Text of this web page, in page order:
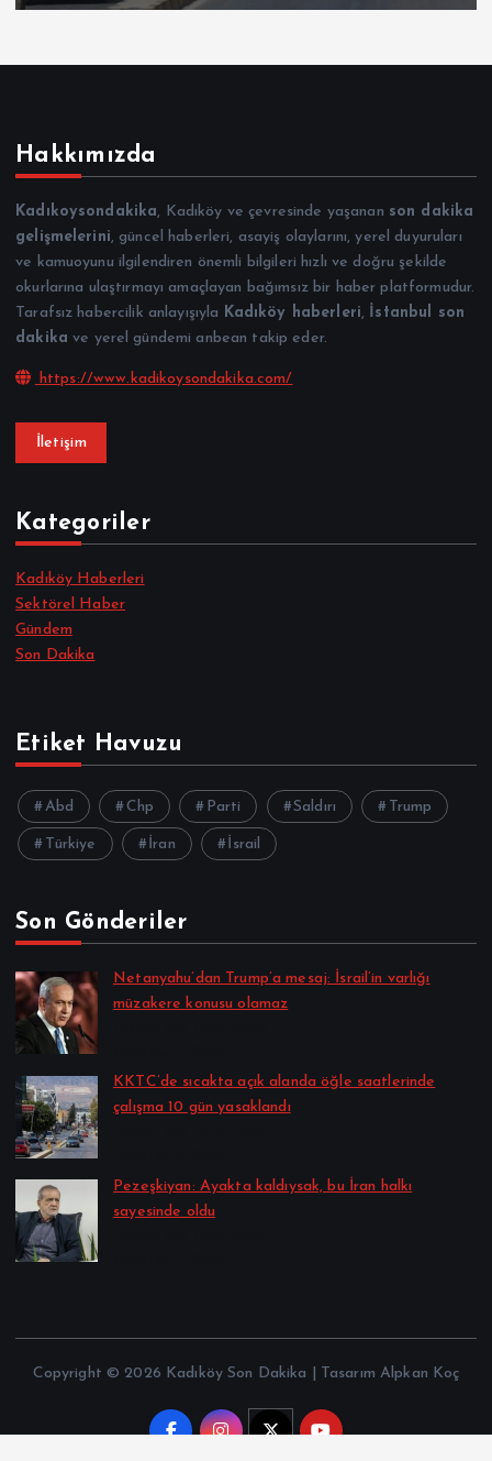
Hakkımızda
Kadıkoysondakika, Kadıköy ve çevresinde yaşanan son dakika
gelişmelerini, güncel haberleri, asayiş olaylarını, yerel duyuruları
ve kamuoyunu ilgilendiren önemli bilgileri hızlı ve doğru şekilde
okurlarına ulaştırmayı amaçlayan bağımsız bir haber platformudur.
Tarafsız habercilik anlayışıyla Kadıköy haberleri,
İstanbul son
dakika ve yerel gündemi anbean takip eder.
https://www.kadikoysondakika.com/
İletişim
Kategoriler
Kadıköy Haberleri
Sektörel Haber
Gündem
Son Dakika
Etiket Havuzu
Abd Chp Parti Saldırı Trump
Türkiye İran İsrail
Son Gönderiler
Netanyahu’dan Trump’a mesaj: İsrail’in varlığı
müzakere konusu olamaz
KKTC’de sıcakta açık alanda öğle saatlerinde
çalışma 10 gün yasaklandı
Pezeşkiyan: Ayakta kaldıysak, bu İran halkı
sayesinde oldu
Copyright © 2026 Kadıköy Son Dakika | Tasarım Alpkan Koç